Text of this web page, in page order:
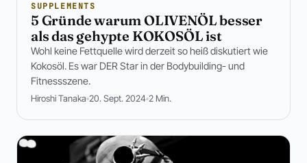
SUPPLEMENTS
5 Gründe warum OLIVENÖL besser
als das gehypte KOKOSÖL ist
Wohl keine Fettquelle wird derzeit so heiß diskutiert wie
Kokosöl. Es war DER Star in der Bodybuilding- und
Fitnessszene.
Hiroshi Tanaka 20. Sept. 2024 2 Min.